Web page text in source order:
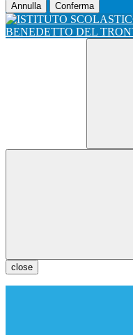
Annulla Conferma
close